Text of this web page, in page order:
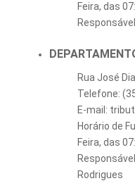
Feira, das
Rua José
Telefone:
E-mail:
Horário de
Feira, das
Rodrigues